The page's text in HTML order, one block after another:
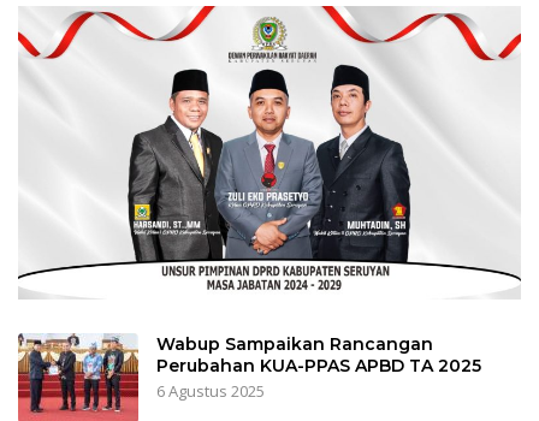
Wabup Sampaikan Rancangan
Perubahan KUA-PPAS APBD TA 2025
6 Agustus 2025